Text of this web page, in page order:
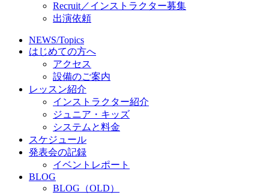
Recruit／インストラクター募集
出演依頼
NEWS/Topics
はじめての方へ
アクセス
設備のご案内
レッスン紹介
インストラクター紹介
ジュニア・キッズ
システムと料金
スケジュール
発表会の記録
イベントレポート
BLOG
BLOG（OLD）